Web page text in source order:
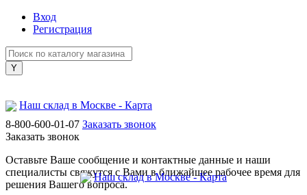
Вход
Регистрация
Наш склад в Москве - Карта
Наш склад в Москве - Карта
8-800-600-01-07 Заказать звонок
Заказать звонок
Оставьте Ваше сообщение и контактные данные и наши
специалисты свяжутся с Вами в ближайшее рабочее время для
решения Вашего вопроса.